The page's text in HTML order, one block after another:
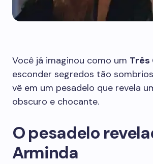
Você já imaginou como um Três
esconder segredos tão
vê em um pesadelo que revela
obscuro e chocante.
O pesadelo
Arminda